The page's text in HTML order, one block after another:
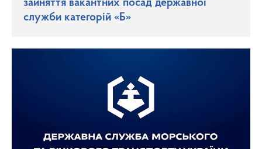
зайняття вакантних посад державної
служби категорій «Б»